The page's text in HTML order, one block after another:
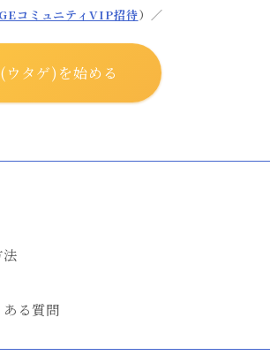
コミュニティVIP招待）／
タゲ)を始める
る質問